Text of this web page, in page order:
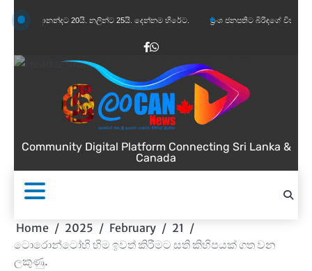
to
20යි. නලින්ට 25යි. දෙන්නම හිරේට. ප්‍රංශ ජනපතිට බිරිඳගේ විහිළුවක්.
Facebook
WhatsApp
Community Digital Platform Connecting Sri Lanka &
Canada
Home 2025 February
21
ටොරොන්ටෝහි හිම ඉවත් කිරීමට සති කිහිපයක් ගත වන
ලකුණු.